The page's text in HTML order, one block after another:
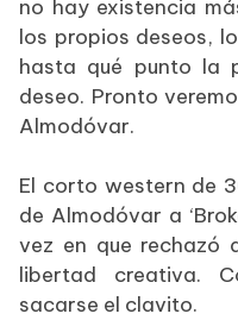
no hay existencia
los propios deseos,
hasta qué punto la
deseo. Pronto
Almodóvar.
El corto western de
de Almodóvar a
vez en que rechazó
libertad creativa.
sacarse el clavito.